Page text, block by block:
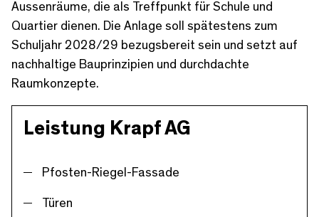
Aussenräume, die als Treffpunkt für Schule und
Quartier dienen. Die Anlage soll spätestens zum
Schuljahr 2028/29 bezugsbereit sein und setzt auf
nachhaltige Bauprinzipien und durchdachte
Raumkonzepte.
Leistung Krapf AG
Pfosten-Riegel-Fassade
Türen